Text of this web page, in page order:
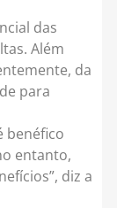
das
Além
da
para
benéfico
entanto,
diz a